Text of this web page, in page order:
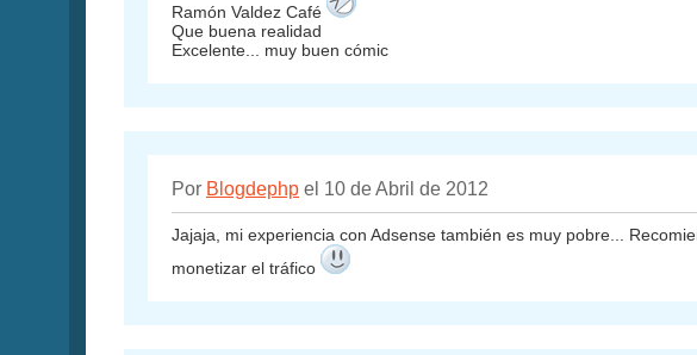
Ramón Valdez Café
Que buena realidad
Excelente... muy buen cómic
Por Blogdephp el 10 de Abril de 2012
Jajaja, mi experiencia con Adsense también es muy pobre...
monetizar el tráfico